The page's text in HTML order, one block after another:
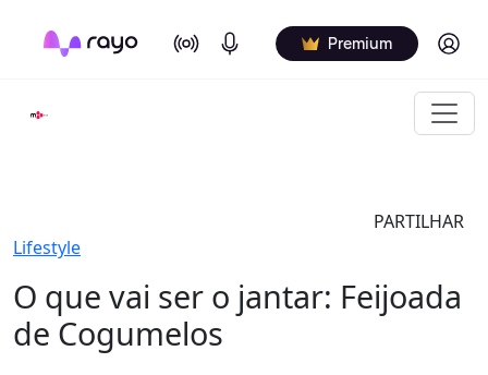
On Air Podcasts Premium Log in
PARTILHAR
Lifestyle
O que vai ser o jantar: Feijoada
de Cogumelos